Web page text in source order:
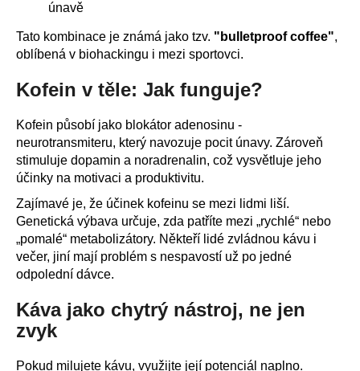
únavě
Tato kombinace je známá jako tzv. "bulletproof coffee",
oblíbená v biohackingu i mezi sportovci.
Kofein v těle: Jak funguje?
Kofein působí jako blokátor adenosinu -
neurotransmiteru, který navozuje pocit únavy. Zároveň
stimuluje dopamin a noradrenalin, což vysvětluje jeho
účinky na motivaci a produktivitu.
Zajímavé je, že účinek kofeinu se mezi lidmi liší.
Genetická výbava určuje, zda patříte mezi „rychlé“ nebo
„pomalé“ metabolizátory. Někteří lidé zvládnou kávu i
večer, jiní mají problém s nespavostí už po jedné
odpolední dávce.
Káva jako chytrý nástroj, ne jen
zvyk
Pokud milujete kávu, využijte její potenciál naplno.